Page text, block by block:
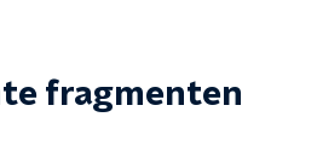
fragmenten